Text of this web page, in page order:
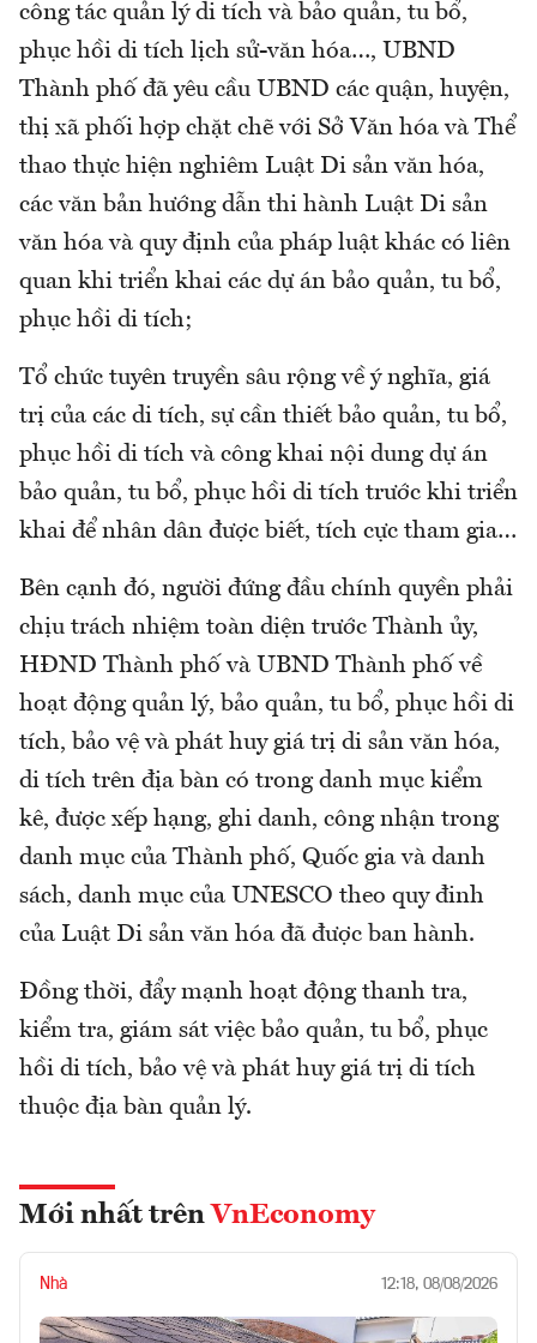
công tác quản lý di tích và bảo quản, tu bổ,
phục hồi di tích lịch sử-văn hóa…, UBND
Thành phố đã yêu cầu UBND các quận, huyện,
thị xã phối hợp chặt chẽ với Sở Văn hóa và Thể
thao thực hiện nghiêm Luật Di sản văn hóa,
các văn bản hướng dẫn thi hành Luật Di sản
văn hóa và quy định của pháp luật khác có liên
quan khi triển khai các dự án bảo quản, tu bổ,
phục hồi di tích;
Tổ chức tuyên truyền sâu rộng về ý nghĩa, giá
trị của các di tích, sự cần thiết bảo quản, tu bổ,
phục hồi di tích và công khai nội dung dự án
bảo quản, tu bổ, phục hồi di tích trước khi triển
khai để nhân dân được biết, tích cực tham gia…
Bên cạnh đó, người đứng đầu chính quyền phải
chịu trách nhiệm toàn diện trước Thành ủy,
HĐND Thành phố và UBND Thành phố về
hoạt động quản lý, bảo quản, tu bổ, phục hồi di
tích, bảo vệ và phát huy giá trị di sản văn hóa,
di tích trên địa bàn có trong danh mục kiểm
kê, được xếp hạng, ghi danh, công nhận trong
danh mục của Thành phố, Quốc gia và danh
sách, danh mục của UNESCO theo quy đinh
của Luật Di sản văn hóa đã được ban hành.
Đồng thời, đẩy mạnh hoạt động thanh tra,
kiểm tra, giám sát việc bảo quản, tu bổ, phục
hồi di tích, bảo vệ và phát huy giá trị di tích
thuộc địa bàn quản lý.
Mới nhất trên VnEconomy
Nhà 12:18, 08/08/2026